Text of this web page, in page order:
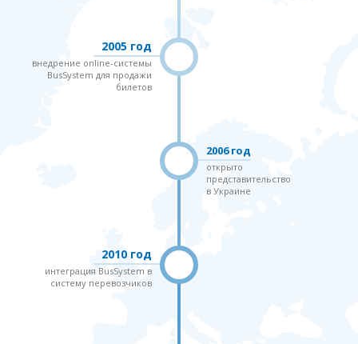
2005 год
внедрение online-системы
BusSystem для продажи
билетов
2006 год
открыто
представительство
в Украине
2010 год
интеграция BusSystem в
систему перевозчиков